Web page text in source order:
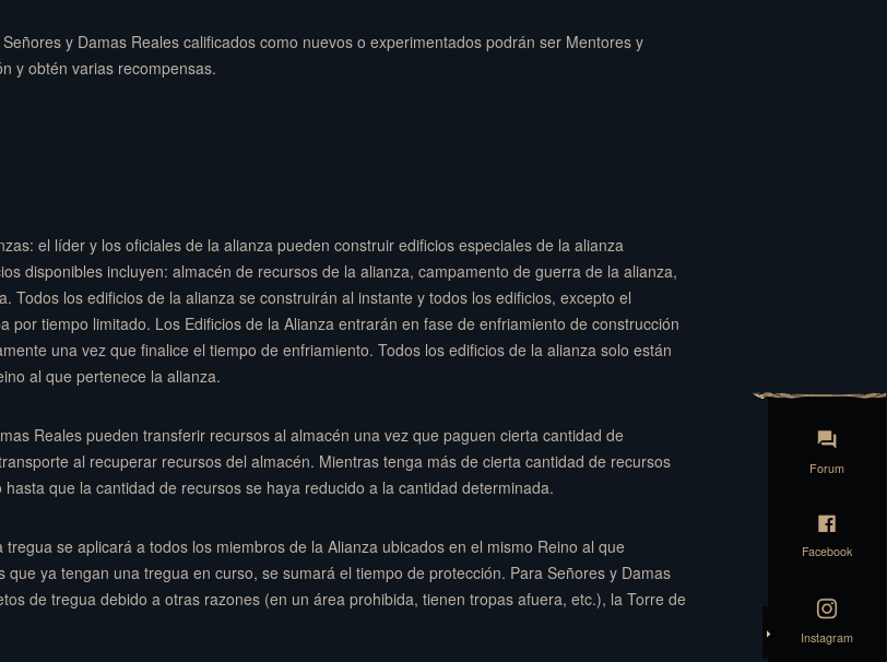
y Damas Reales calificados como nuevos o experimentados podrán ser Mentores y
y obtén varias recompensas.
el líder y los oficiales de la alianza pueden construir edificios especiales de la alianza
disponibles incluyen: almacén de recursos de la alianza, campamento de guerra de la alianza,
Todos los edificios de la alianza se construirán al instante y todos los edificios, excepto el
tiempo limitado. Los Edificios de la Alianza entrarán en fase de enfriamiento de construcción
una vez que finalice el tiempo de enfriamiento. Todos los edificios de la alianza solo están
al que pertenece la alianza.
Reales pueden transferir recursos al almacén una vez que paguen cierta cantidad de
al recuperar recursos del almacén. Mientras tenga más de cierta cantidad de recursos
que la cantidad de recursos se haya reducido a la cantidad determinada.
se aplicará a todos los miembros de la Alianza ubicados en el mismo Reino al que
ya tengan una tregua en curso, se sumará el tiempo de protección. Para Señores y Damas
de tregua debido a otras razones (en un área prohibida, tienen tropas afuera, etc.), la Torre de
Forum
Facebook
Instagram